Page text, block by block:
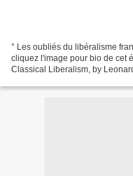
° Les oubliés du libéralisme
cliquez l'image pour bio de cet
Classical Liberalism, by